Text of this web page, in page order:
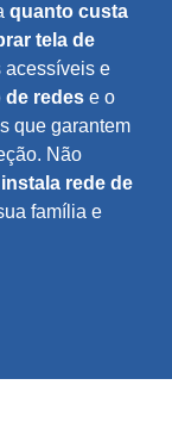
quanto custa
tela de
acessíveis e
de redes e o
que garantem
Não
rede de
família e